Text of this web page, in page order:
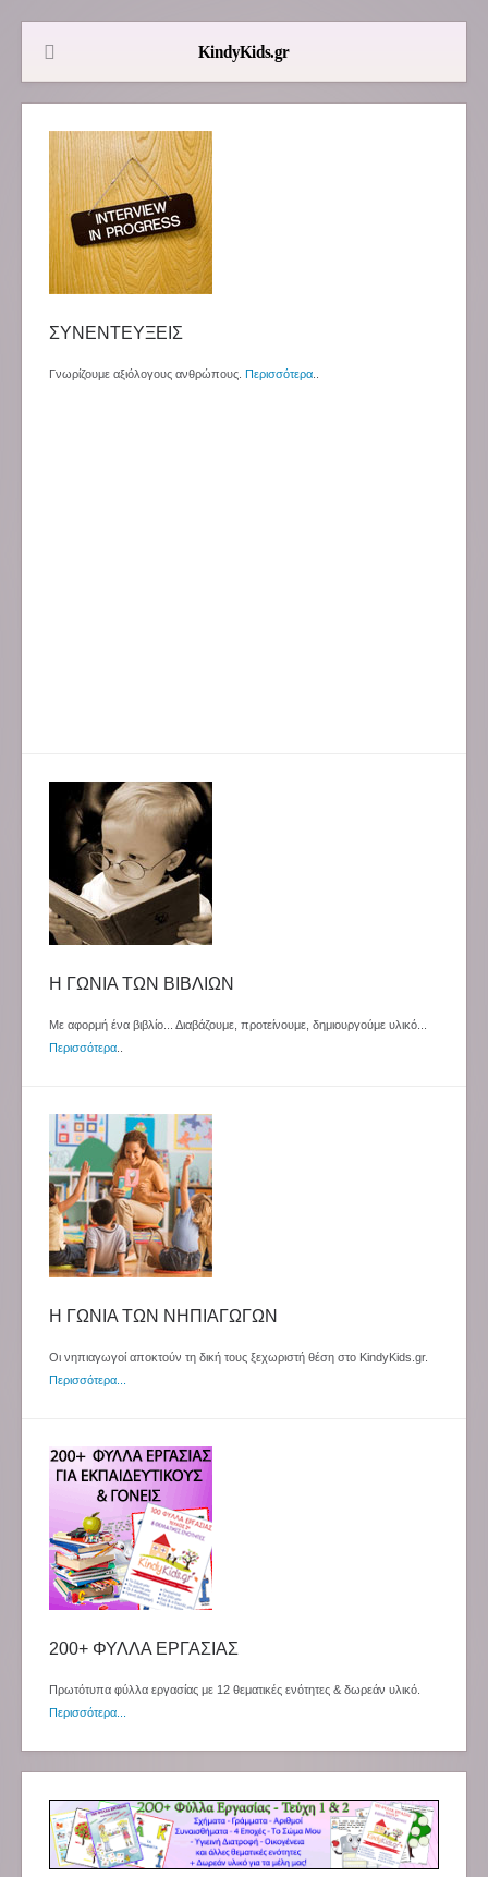
ΣΥΝΕΝΤΕΥΞΕΙΣ
Γνωρίζουμε αξιόλογους ανθρώπους. Περισσότερα
Η ΓΩΝΙΑ ΤΩΝ ΒΙΒΛΙΩΝ
Με αφορμή ένα βιβλίο... Διαβάζουμε, προτείνουμε, δημιουργούμε υλικό...
Περισσότερα
Η ΓΩΝΙΑ ΤΩΝ ΝΗΠΙΑΓΩΓΩΝ
Οι νηπιαγωγοί αποκτούν τη δική τους ξεχωριστή θέση στο KindyKids.gr.
Περισσότερα...
200+ ΦΥΛΛΑ ΕΡΓΑΣΙΑΣ
Πρωτότυπα φύλλα εργασίας με 12 θεματικές ενότητες & δωρεάν υλικό.
Περισσότερα...